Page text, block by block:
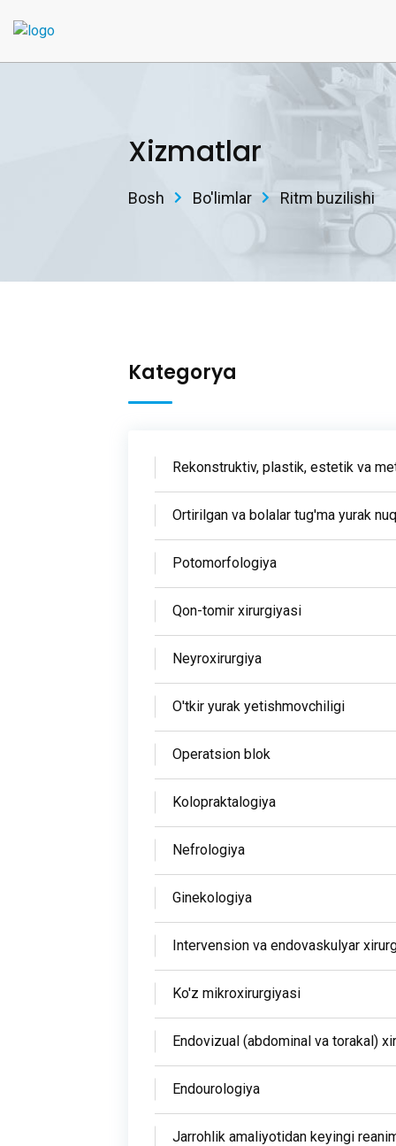
Xizmatlar
Bosh Bo'limlar Ritm buzilishi
Kategorya
Rekonstruktiv, plastik, estetik va
Ortirilgan va bolalar tug'ma yurak
Potomorfologiya
Qon-tomir xirurgiyasi
Neyroxirurgiya
O'tkir yurak yetishmovchiligi
Operatsion blok
Kolopraktalogiya
Nefrologiya
Ginekologiya
Intervension va endovaskulyar
Ko'z mikroxirurgiyasi
Endovizual (abdominal va torakal)
Endourologiya
Jarrohlik amaliyotidan keyingi